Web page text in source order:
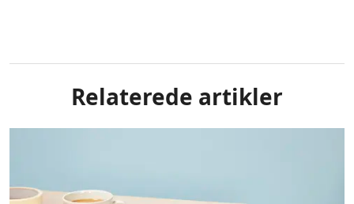
Relaterede artikler